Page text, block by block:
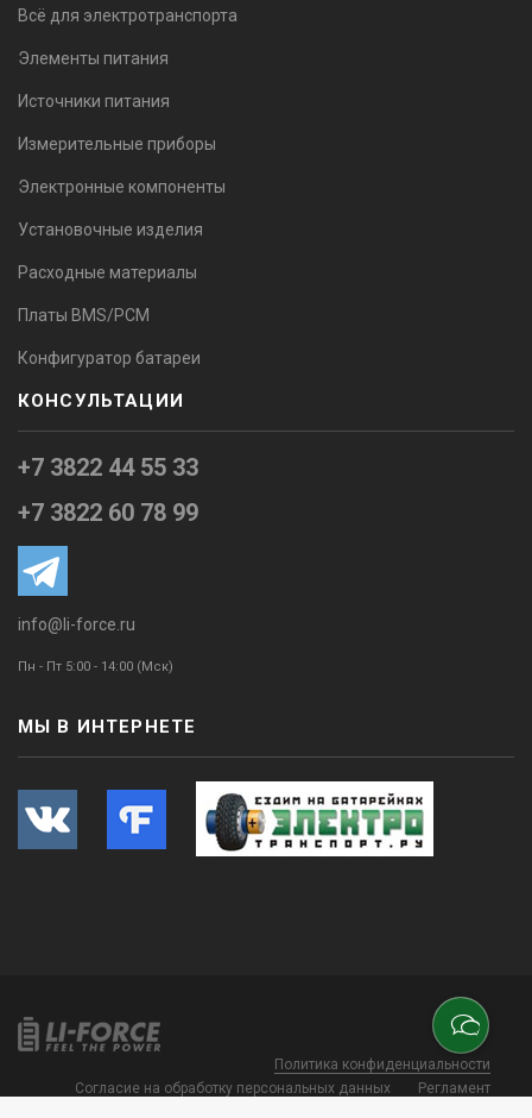
Всё для электротранспорта
Элементы питания
Источники питания
Измерительные приборы
Электронные компоненты
Установочные изделия
Расходные материалы
Платы BMS/PCM
Конфигуратор батареи
КОНСУЛЬТАЦИИ
+7 3822 44 55 33
+7 3822 60 78 99
info@li-force.ru
Пн - Пт 5:00 - 14:00 (Мск)
МЫ В ИНТЕРНЕТЕ
Политика конфиденциальности
Согласие на обработку персональных данных
Регламент